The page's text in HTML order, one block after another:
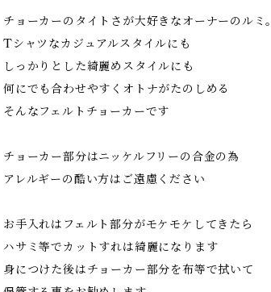
チョーカーのタイトさが大好きなオーナーのルミ。
Tシャツなカジュアルスタイルにも
しっかりとした綺麗めスタイルにも
何にでも合わせやすくオトナがたのしめる
そんなフェルトチョーカーです
チョーカー部分はニッケルフリーの合金の為
アレルギーの酷い方はご遠慮ください
お手入れはフェルト部分がモケモケしてきたら
ハサミ等でカットすれは綺麗になります
身につけた後はチョーカー部分を布等で拭いて